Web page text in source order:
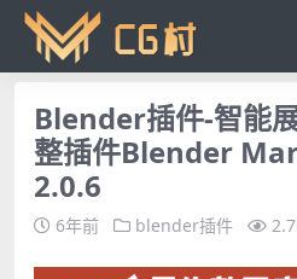
Blender插件-智能
整插件Blender
2.0.6
6年前 blender插件